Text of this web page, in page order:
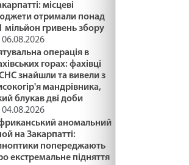
/1444/ Майтеся
/1493/ Майтеся файно
/1492/ Майтеся файно
місцеві
отримали понад
мільйон гривень збору
06.08.2026
операція в
горах: фахівці
знайшли та вивели з
мандрівника,
блукав дві доби
04.08.2026
аномальний
на Закарпатті:
попереджають
екстремальне підняття